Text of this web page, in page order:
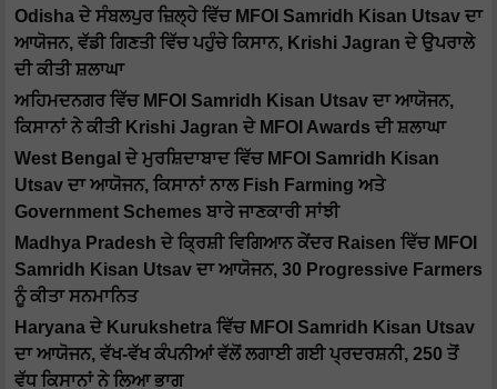
Odisha ਦੇ ਸੰਬਲਪੁਰ ਜ਼ਿਲ੍ਹੇ ਵਿੱਚ MFOI Samridh Kisan Utsav ਦਾ
ਆਯੋਜਨ, ਵੱਡੀ ਗਿਣਤੀ ਵਿੱਚ ਪਹੁੰਚੇ ਕਿਸਾਨ, Krishi Jagran ਦੇ ਉਪਰਾਲੇ
ਦੀ ਕੀਤੀ ਸ਼ਲਾਘਾ
ਅਹਿਮਦਨਗਰ ਵਿੱਚ MFOI Samridh Kisan Utsav ਦਾ ਆਯੋਜਨ,
ਕਿਸਾਨਾਂ ਨੇ ਕੀਤੀ Krishi Jagran ਦੇ MFOI Awards ਦੀ ਸ਼ਲਾਘਾ
West Bengal ਦੇ ਮੁਰਸ਼ਿਦਾਬਾਦ ਵਿੱਚ MFOI Samridh Kisan
Utsav ਦਾ ਆਯੋਜਨ, ਕਿਸਾਨਾਂ ਨਾਲ Fish Farming ਅਤੇ
Government Schemes ਬਾਰੇ ਜਾਣਕਾਰੀ ਸਾਂਝੀ
Madhya Pradesh ਦੇ ਕ੍ਰਿਸ਼ੀ ਵਿਗਿਆਨ ਕੇਂਦਰ Raisen ਵਿੱਚ MFOI
Samridh Kisan Utsav ਦਾ ਆਯੋਜਨ, 30 Progressive Farmers
ਨੂੰ ਕੀਤਾ ਸਨਮਾਨਿਤ
Haryana ਦੇ Kurukshetra ਵਿੱਚ MFOI Samridh Kisan Utsav
ਦਾ ਆਯੋਜਨ, ਵੱਖ-ਵੱਖ ਕੰਪਨੀਆਂ ਵੱਲੋਂ ਲਗਾਈ ਗਈ ਪ੍ਰਦਰਸ਼ਨੀ, 250 ਤੋਂ
ਵੱਧ ਕਿਸਾਨਾਂ ਨੇ ਲਿਆ ਭਾਗ